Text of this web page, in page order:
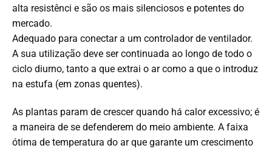
alta resistênci e são os mais silenciosos e potentes do
mercado.
Adequado para conectar a um controlador de ventilador.
A sua utilização deve ser continuada ao longo de todo o
ciclo diurno, tanto a que extrai o ar como a que o introduz
na estufa (em zonas quentes).
As plantas param de crescer quando há calor excessivo; é
a maneira de se defenderem do meio ambiente. A faixa
ótima de temperatura do ar que garante um crescimento